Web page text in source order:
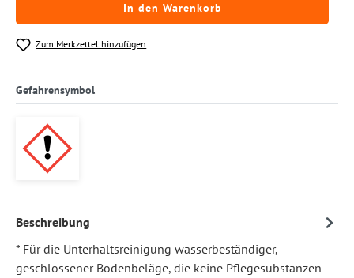
In den Warenkorb
Zum Merkzettel hinzufügen
Gefahrensymbol
Beschreibung
* Für die Unterhaltsreinigung wasserbeständiger,
geschlossener Bodenbeläge, die keine Pflegesubstanzen